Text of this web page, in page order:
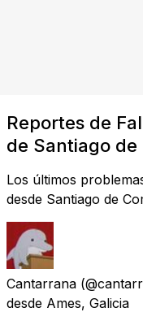
Reportes de
de Santiago de
Los últimos
desde Santiago de
Cantarrana
desde Ames, Galicia